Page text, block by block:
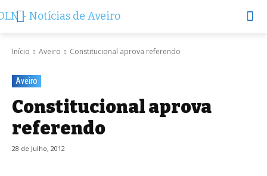
Início Aveiro Constitucional aprova referendo
Aveiro
Constitucional aprova
referendo
28 de Julho, 2012